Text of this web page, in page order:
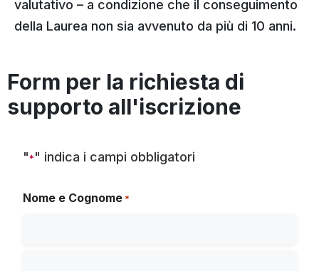
valutativo – a condizione che il conseguimento
della Laurea non sia avvenuto da più di 10 anni.
Form per la richiesta di
supporto all'iscrizione
"*" indica i campi obbligatori
Nome e Cognome *